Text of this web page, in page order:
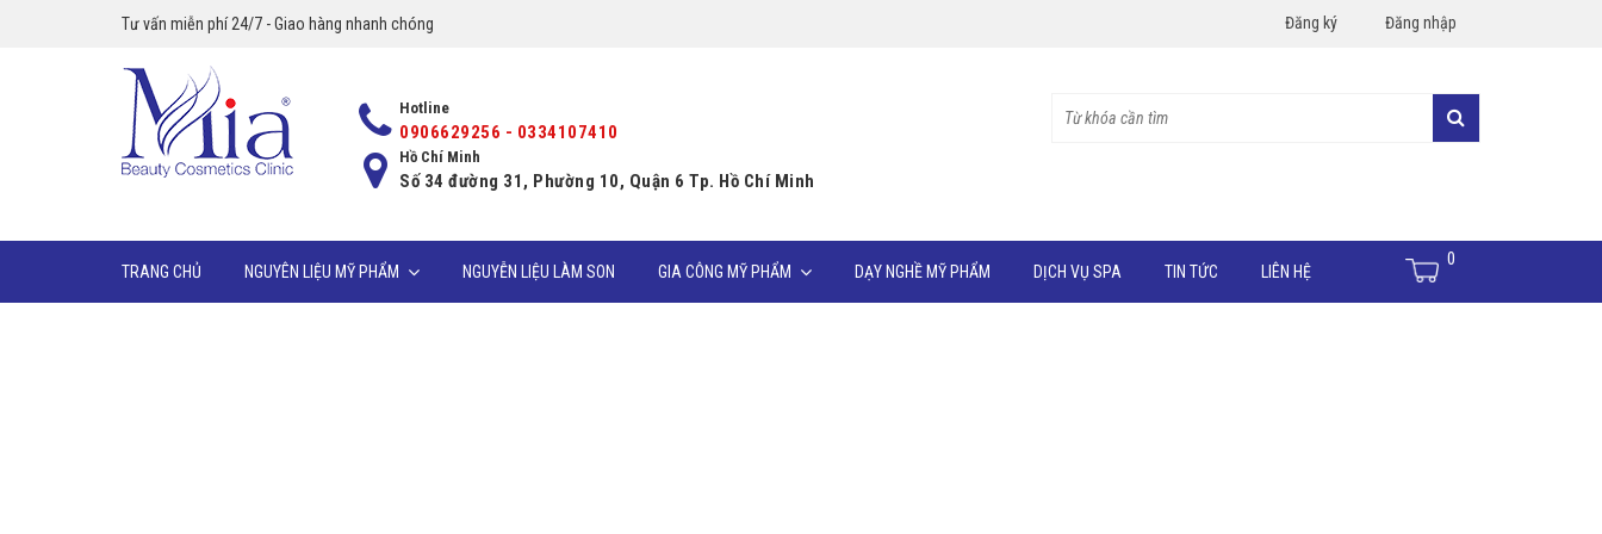
Tư vấn miễn phí 24/7 - Giao hàng nhanh chóng Đăng nhập
Đăng ký
Hotline
0906629256 - 0334107410
Hồ Chí Minh
Số 34 đường 31, Phường 10, Quận 6 Tp. Hồ Chí Minh
TRANG CHỦ NGUYÊN LIỆU MỸ PHẨM NGUYỄN LIỆU LÀM SON GIA CÔNG MỸ PHẨM DẠY NGHỀ MỸ PHẨM DỊCH VỤ SPA TIN TỨC LIÊN HỆ
0